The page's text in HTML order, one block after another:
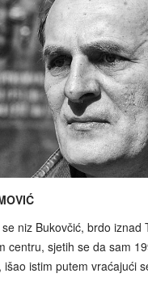
niz Bukovčić, brdo iznad
centru, sjetih se da sam
istim putem vraćajući